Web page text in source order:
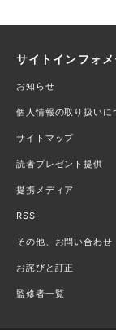
サイトインフォ
お知らせ
個人情報の取り扱いに
サイトマップ
読者プレゼント提供
提携メディア
RSS
その他、お問い合わせ
お詫びと訂正
監修者一覧